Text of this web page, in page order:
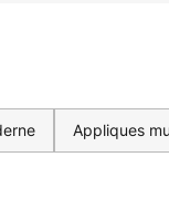
Appliques